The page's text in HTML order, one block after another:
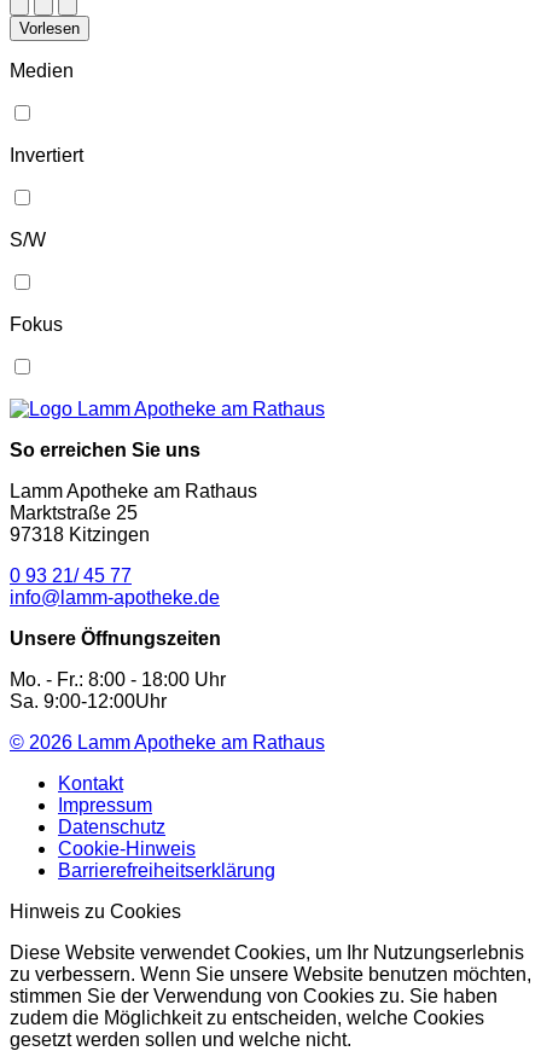
Vorlesen
Medien
Invertiert
S/W
Fokus
So erreichen Sie uns
Lamm Apotheke am Rathaus
Marktstraße 25
97318 Kitzingen
0 93 21/ 45 77
info@lamm-apotheke.de
Unsere Öffnungszeiten
Mo. - Fr.: 8:00 - 18:00 Uhr
Sa. 9:00-12:00Uhr
© 2026 Lamm Apotheke am Rathaus
Kontakt
Impressum
Datenschutz
Cookie-Hinweis
Barrierefreiheitserklärung
Hinweis zu Cookies
Diese Website verwendet Cookies, um Ihr Nutzungserlebnis
zu verbessern. Wenn Sie unsere Website benutzen möchten,
stimmen Sie der Verwendung von Cookies zu. Sie haben
zudem die Möglichkeit zu entscheiden, welche Cookies
gesetzt werden sollen und welche nicht.